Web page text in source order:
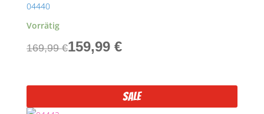
04440
Vorrätig
169,99€Ursprünglicher
war:
169,99 €
159,99 €Aktueller
ist:
159,99 €.
Sale